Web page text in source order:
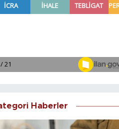
Haberler